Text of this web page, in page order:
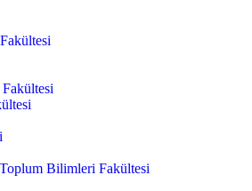
Bilimleri Fakültesi